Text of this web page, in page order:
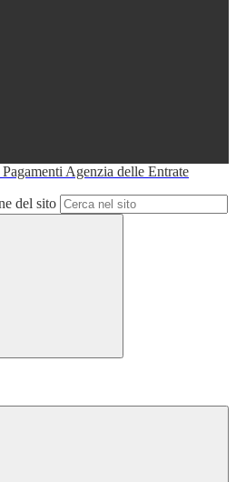
Agenzia delle Entrate
del sito